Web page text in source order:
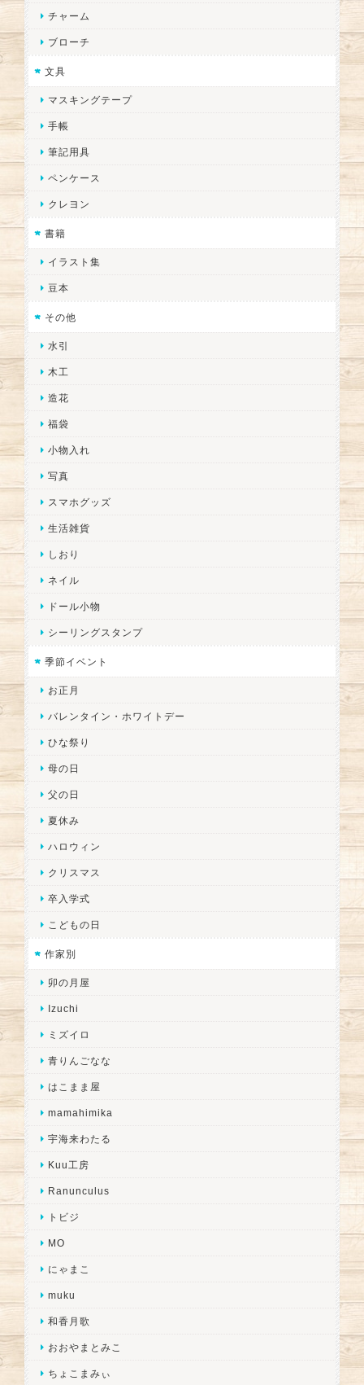
チャーム
ブローチ
文具
マスキングテープ
手帳
筆記用具
ペンケース
クレヨン
書籍
イラスト集
豆本
その他
水引
木工
造花
福袋
小物入れ
写真
スマホグッズ
生活雑貨
しおり
ネイル
ドール小物
シーリングスタンプ
季節イベント
お正月
バレンタイン・ホワイトデー
ひな祭り
母の日
父の日
夏休み
ハロウィン
クリスマス
卒入学式
こどもの日
作家別
卯の月屋
Izuchi
ミズイロ
青りんごなな
はこまま屋
mamahimika
宇海来わたる
Kuu工房
Ranunculus
トビジ
MO
にゃまこ
muku
和香月歌
おおやまとみこ
ちょこまみぃ